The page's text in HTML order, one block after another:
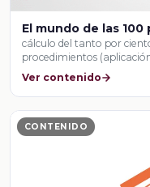
El mundo de las 100
cálculo del tanto por
procedimientos
Ver contenido
CONTENIDO